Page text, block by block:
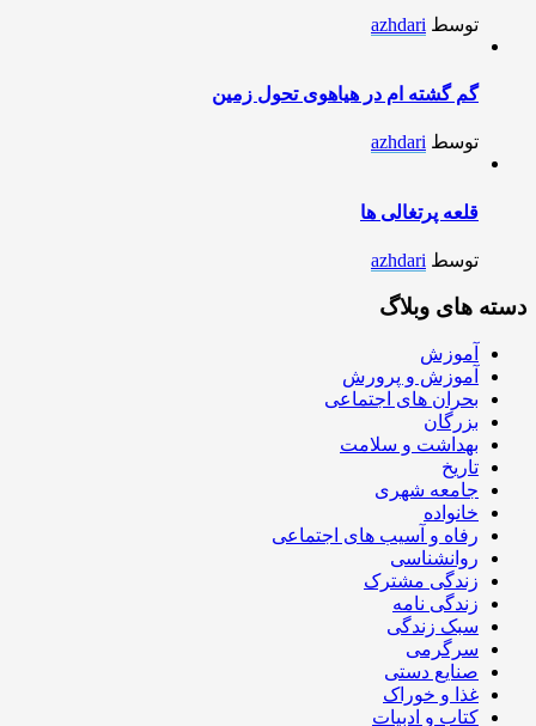
توسط azhdari
گم گشته ام در هیاهوی تحول زمین
توسط azhdari
قلعه پرتغالی ها
توسط azhdari
دسته های وبلاگ
آموزش
آموزش و پرورش
بحران های اجتماعی
بزرگان
بهداشت و سلامت
تاریخ
جامعه شهری
خانواده
رفاه و آسیب های اجتماعی
روانشناسی
زندگی مشترک
زندگی نامه
سبک زندگی
سرگرمی
صنایع دستی
غذا و خوراک
کتاب و ادبیات